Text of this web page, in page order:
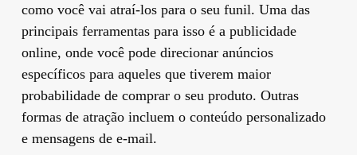
como você vai atraí-los para o seu funil. Uma das
principais ferramentas para isso é a publicidade
online, onde você pode direcionar anúncios
específicos para aqueles que tiverem maior
probabilidade de comprar o seu produto. Outras
formas de atração incluem o conteúdo personalizado
e mensagens de e-mail.